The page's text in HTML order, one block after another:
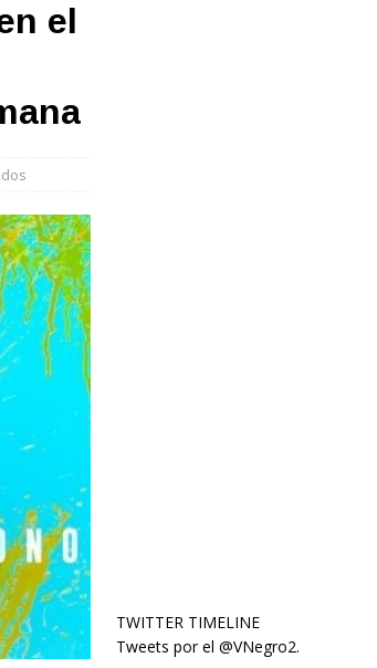
el
TWITTER TIMELINE
Tweets por el @VNegro2.